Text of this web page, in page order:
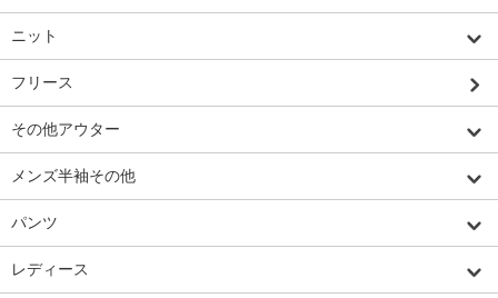
ニット
フリース
その他アウター
メンズ半袖その他
パンツ
レディース